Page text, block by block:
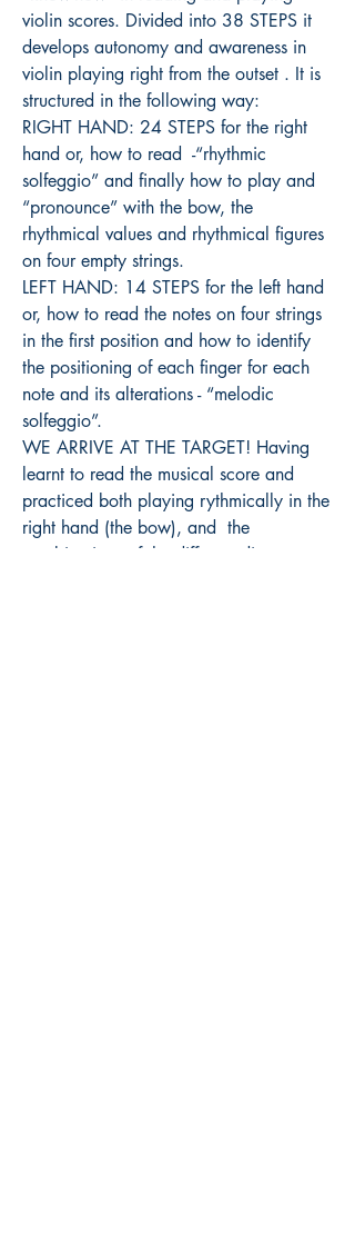
violin scores. Divided into 38 STEPS it
develops autonomy and awareness in
violin playing right from the outset . It is
structured in the following way:
RIGHT HAND: 24 STEPS for the right
hand or, how to read -“rhythmic
solfeggio” and finally how to play and
“pronounce” with the bow, the
rhythmical values and rhythmical figures
on four empty strings.
LEFT HAND: 14 STEPS for the left hand
or, how to read the notes on four strings
in the first position and how to identify
the positioning of each finger for each
note and its alterations - “melodic
solfeggio”.
WE ARRIVE AT THE TARGET! Having
learnt to read the musical score and
practiced both playing rythmically in the
right hand (the bow), and the
combinations of the different distances